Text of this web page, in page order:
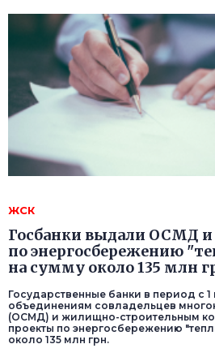
ЖСК
Госбанки выдали ОСМД
по энергосбережению
на сумму около 135 млн
Государственные банки в период с
объединениям совладельцев
(ОСМД) и жилищно-строительным
проекты по энергосбережению
около 135 млн грн.